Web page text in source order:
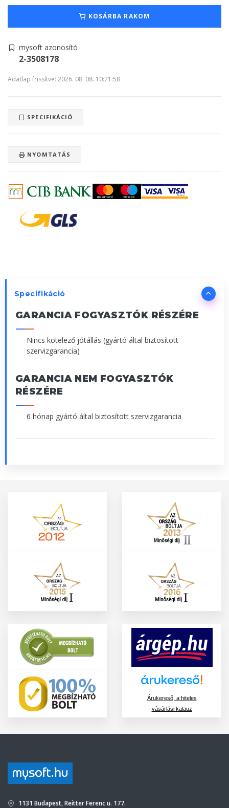
KOSÁRBA RAKOM
mysoft azonosító
2-3508178
Adatlap frissítve: 2026. 08. 08. 10:21:58
SPECIFIKÁCIÓ
NYOMTATÁS
Specifikáció
GARANCIA FOGYASZTÓK RÉSZÉRE
Nincs kötelező jótállás (gyártó által biztosított
szervizgarancia)
GARANCIA NEM FOGYASZTÓK
RÉSZÉRE
6 hónap gyártó által biztosított szervizgarancia
Árukereső, a hiteles
vásárlási kalauz
1131 Budapest, Reitter Ferenc u. 177.